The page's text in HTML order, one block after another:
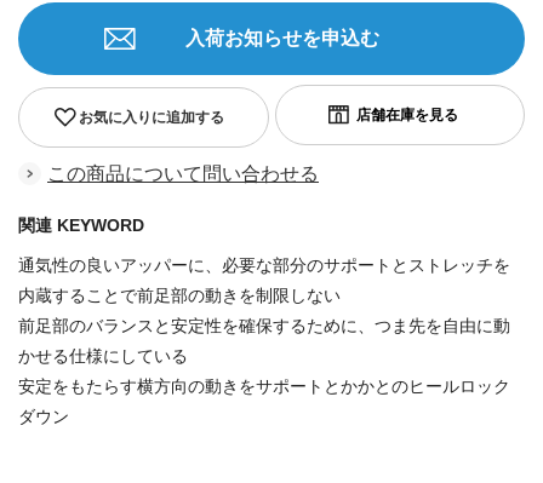
お気に入りに追加する
入荷お知らせを申込む
この商品について問い合わせる
関連 KEYWORD
通気性の良いアッパーに、必要な部分のサポートとストレッチを
内蔵することで前足部の動きを制限しない
前足部のバランスと安定性を確保するために、つま先を自由に動
かせる仕様にしている
安定をもたらす横方向の動きをサポートとかかとのヒールロック
ダウン